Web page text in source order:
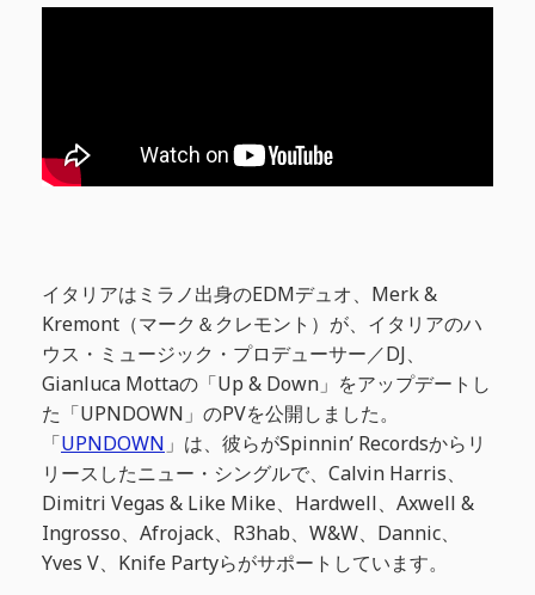
イタリアはミラノ出身のEDMデュオ、Merk &
Kremont（マーク＆クレモント）が、イタリアのハ
ウス・ミュージック・プロデューサー／DJ、
Gianluca Mottaの「Up & Down」をアップデートし
た「UPNDOWN」のPVを公開しました。
「UPNDOWN 」は、彼らがSpinnin’ Recordsからリ
リースしたニュー・シングルで、Calvin Harris、
Dimitri Vegas & Like Mike、Hardwell、Axwell &
Ingrosso、Afrojack、R3hab、W&W、Dannic、
Yves V、Knife Partyらがサポートしています。